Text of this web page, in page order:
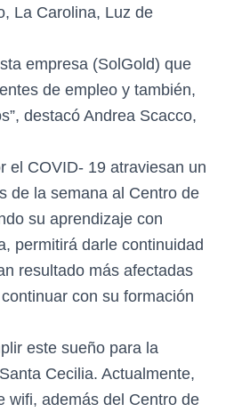
La Carolina, Luz de
empresa (SolGold) que
de empleo y también,
destacó Andrea Scacco,
el COVID- 19 atraviesan un
de la semana al Centro de
su aprendizaje con
permitirá darle continuidad
resultado más afectadas
con su formación
este sueño para la
Cecilia. Actualmente,
wifi, además del Centro de